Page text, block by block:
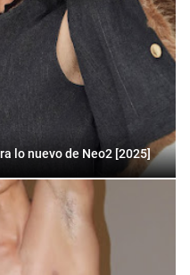
lo nuevo de Neo2 [2025]